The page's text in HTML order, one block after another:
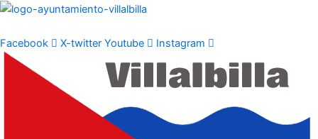
Ir
contenido
Facebook X-twitter Youtube Instagram